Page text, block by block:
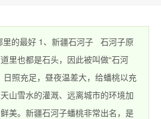
里的最好 1、新疆石河子 石河子原
里也都是石头，因此被叫做“石河
日照充足，昼夜温差大，给蟠桃以充
山雪水的灌溉、远离城市的环境加
美。新疆石河子蟠桃非常出名，是